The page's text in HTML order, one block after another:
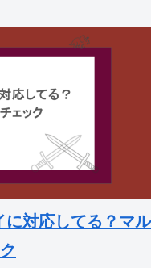
対応してる？マル